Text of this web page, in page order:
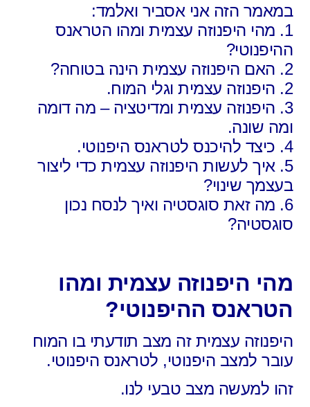
במאמר הזה אני אסביר ואלמד:
1. מהי היפנוזה עצמית ומהו הטראנס
ההיפנוטי?
2. האם היפנוזה עצמית הינה בטוחה?
2. היפנוזה עצמית וגלי המוח.
3. היפנוזה עצמית ומדיטציה – מה דומה
ומה שונה.
4. כיצד להיכנס לטראנס היפנוטי.
5. איך לעשות היפנוזה עצמית כדי ליצור
בעצמך שינוי?
6. מה זאת סוגסטיה ואיך לנסח נכון
סוגסטיה?
מהי היפנוזה עצמית ומהו
הטראנס ההיפנוטי?
היפנוזה עצמית זה מצב תודעתי בו המוח
עובר למצב היפנוטי, לטראנס היפנוטי.
זהו למעשה מצב טבעי לנו.